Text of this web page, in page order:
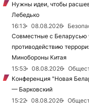
Нужны идеи, чтобы
Лебедько
16:13
08.08.2026
Совместные с Беларусью
противодействию
Минобороны Китая
15:53
08.08.2026
Конференция "Новая
— Барковский
15:22
08.08.2026